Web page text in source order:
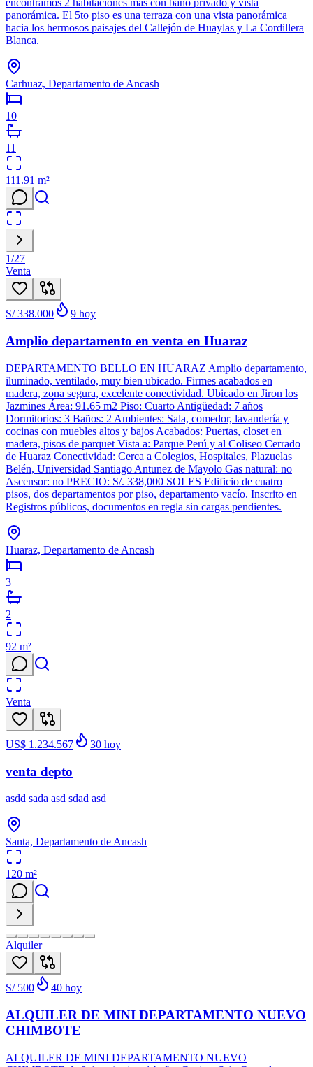
encontramos 2 habitaciones más con baño privado y vista
panorámica. El 5to piso es una terraza con una vista panorámica
hacia los hermosos paisajes del Callejón de Huaylas y La Cordillera
Blanca.
Carhuaz, Departamento de Ancash
10
11
111.91 m²
1/27
Venta
S/ 338.000 9 hoy
Amplio departamento en venta en Huaraz
DEPARTAMENTO BELLO EN HUARAZ Amplio departamento,
iluminado, ventilado, muy bien ubicado. Firmes acabados en
madera, zona segura, excelente conectividad. Ubicado en Jiron los
Jazmines Área: 91.65 m2 Piso: Cuarto Antigüedad: 7 años
Dormitorios: 3 Baños: 2 Ambientes: Sala, comedor, lavandería y
cocinas con muebles altos y bajos Acabados: Puertas, closet en
madera, pisos de parquet Vista a: Parque Perú y al Coliseo Cerrado
de Huaraz Conectividad: Cerca a Colegios, Hospitales, Plazuelas
Belén, Universidad Santiago Antunez de Mayolo Gas natural: no
Ascensor: no PRECIO: S/. 338,000 SOLES Edificio de cuatro
pisos, dos departamentos por piso, departamento vacío. Inscrito en
Registros públicos, documentos en regla sin cargas pendientes.
Huaraz, Departamento de Ancash
3
2
92 m²
Venta
US$ 1.234.567 30 hoy
venta depto
asdd sada asd sdad asd
Santa, Departamento de Ancash
120 m²
Alquiler
S/ 500 40 hoy
ALQUILER DE MINI DEPARTAMENTO NUEVO
CHIMBOTE
ALQUILER DE MINI DEPARTAMENTO NUEVO